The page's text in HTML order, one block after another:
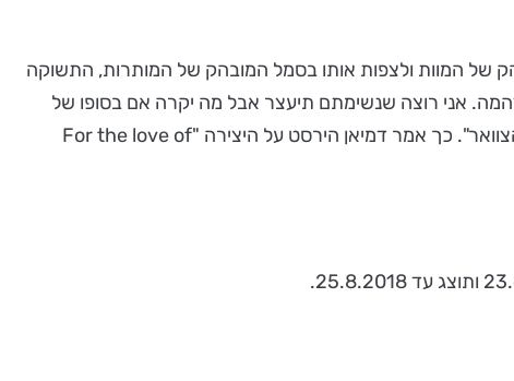
של המוות ולצפות אותו בסמל המובהק של המותרות, התשוקה
אני רוצה שנשימתם תיעצר אבל מה יקרה אם בסופו של
דבר היצירה תהיה צעקנית יותר משתהייה עוצרת נשימה? אם היא תהיה וולגרית אתלה אותה על שרשרת ואענוד אותה על הצוואר". כך אמר דמיאן הירסט על היצירה "For the love of